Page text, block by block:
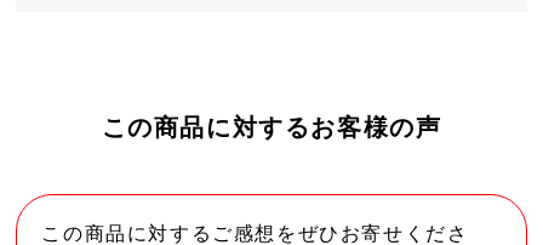
この商品に対するお客様の声
この商品に対するご感想をぜひお寄せくださ